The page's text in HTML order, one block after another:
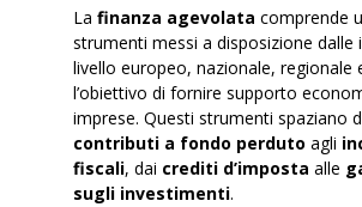
La finanza agevolata comprende
strumenti messi a disposizione dalle
livello europeo, nazionale, regionale
l’obiettivo di fornire supporto
imprese. Questi strumenti spaziano
contributi a fondo perduto agli
fiscali, dai crediti d’imposta alle
sugli investimenti.